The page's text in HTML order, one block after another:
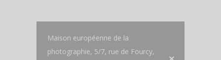
Maison européenne de la
photographie, 5/7, rue de Fourcy,